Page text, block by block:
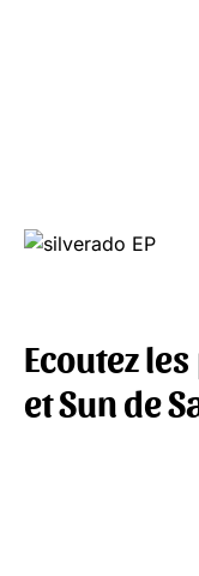
Ecoutez
et Sun de